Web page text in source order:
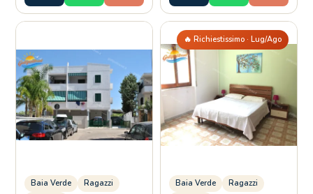
Baia Verde
Ragazzi
🔥 Richiestissimo · Lug/Ago
Baia Verde
Ragazzi